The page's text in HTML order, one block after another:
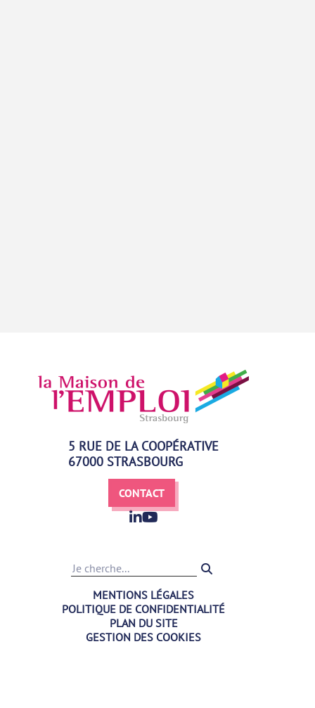
5 RUE DE LA COOPÉRATIVE
67000 STRASBOURG
CONTACT
Recherche
MENTIONS LÉGALES
POLITIQUE DE CONFIDENTIALITÉ
PLAN DU SITE
GESTION DES COOKIES